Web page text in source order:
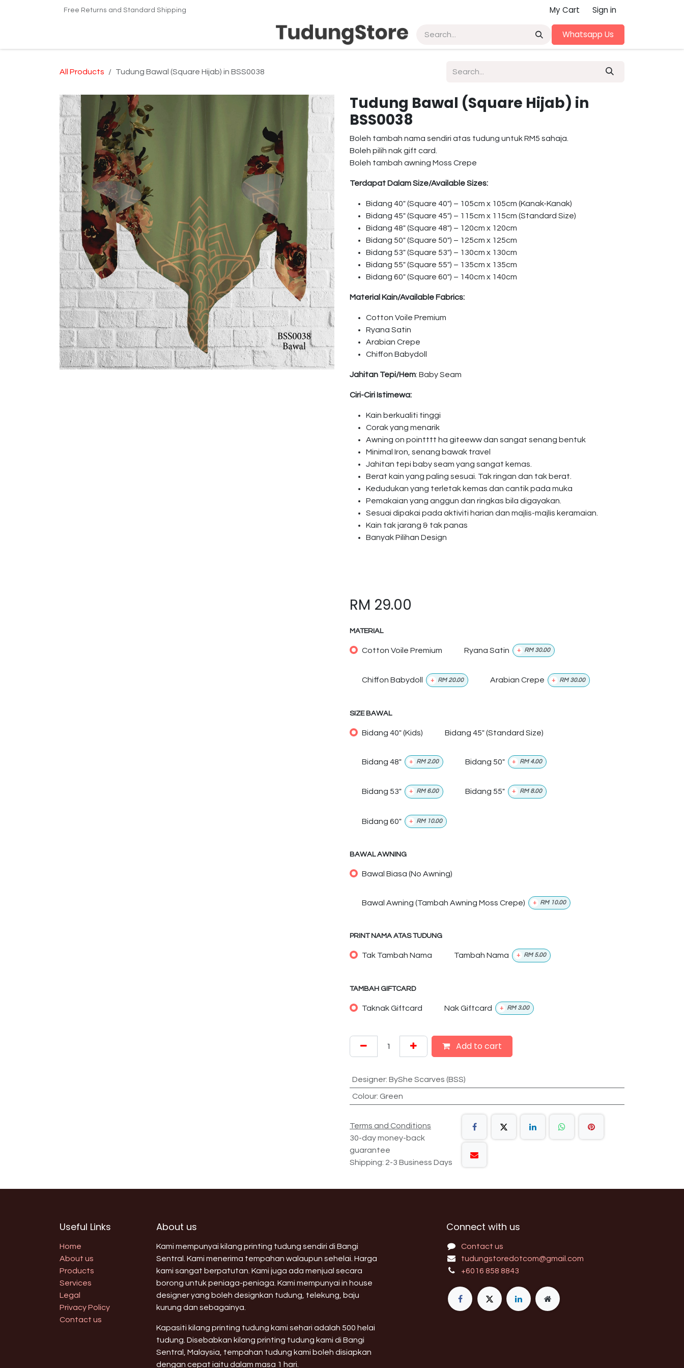
Free Returns and Standard Shipping My Cart Sign in
About Us Contact us Whatsapp Us
All Products Tudung Bawal (Square Hijab) in BSS0038
Tudung Bawal (Square Hijab) in
BSS0038
Boleh tambah nama sendiri atas tudung untuk RM5 sahaja.
Boleh pilih nak gift card.
Boleh tambah awning Moss Crepe
Terdapat Dalam Size/Available Sizes:
Bidang 40″ (Square 40″) – 105cm x 105cm (Kanak-Kanak)
Bidang 45″ (Square 45″) – 115cm x 115cm (Standard Size)
Bidang 48″ (Square 48″) – 120cm x 120cm
Bidang 50″ (Square 50″) – 125cm x 125cm
Bidang 53″ (Square 53″) – 130cm x 130cm
Bidang 55″ (Square 55″) – 135cm x 135cm
Bidang 60″ (Square 60″) – 140cm x 140cm
Material Kain/Available Fabrics:
Cotton Voile Premium
Ryana Satin
Arabian Crepe
Chiffon Babydoll
Jahitan Tepi/Hem: Baby Seam
Ciri-Ciri Istimewa:
Kain berkualiti tinggi
Corak yang menarik
Awning on pointttt ha giteeww dan sangat senang bentuk
Minimal Iron, senang bawak travel
Jahitan tepi baby seam yang sangat kemas.
Berat kain yang paling sesuai. Tak ringan dan tak berat.
Kedudukan yang terletak kemas dan cantik pada muka
Pemakaian yang anggun dan ringkas bila digayakan.
Sesuai dipakai pada aktiviti harian dan majlis-majlis keramaian.
Kain tak jarang & tak panas
Banyak Pilihan Design
RM 29.00
MATERIAL
Cotton Voile Premium Ryana Satin + RM 30.00
Chiffon Babydoll + RM 20.00 Arabian Crepe + RM 30.00
SIZE BAWAL
Bidang 40" (Kids) Bidang 45" (Standard Size)
Bidang 48" + RM2.00 Bidang 50" + RM 4.00
Bidang 53" + RM 6.00 Bidang 55" + RM 8.00
Bidang 60" + RM 10.00
BAWAL AWNING
Bawal Biasa (No Awning)
Bawal Awning (Tambah Awning Moss Crepe) + RM 10.00
PRINT NAMA ATAS TUDUNG
Tak Tambah Nama Tambah Nama + RM 5.00
TAMBAH GIFTCARD
Taknak Giftcard Nak Giftcard + RM 3.00
Add to cart
Designer: ByShe Scarves (BSS)
Colour: Green
Terms and Conditions
30-day money-back
guarantee
Shipping: 2-3 Business Days
Useful Links
Home
About us
Products
Services
Legal
Privacy Policy
Contact us
About us
Kami mempunyai kilang printing tudung sendiri di Bangi
Sentral. Kami menerima tempahan walaupun sehelai. Harga
kami sangat berpatutan. Kami juga ada menjual secara
borong untuk peniaga-peniaga. Kami mempunyai in house
designer yang boleh designkan tudung, telekung, baju
kurung dan sebagainya.
Kapasiti kilang printing tudung kami sehari adalah 500 helai
tudung. Disebabkan kilang printing tudung kami di Bangi
Sentral, Malaysia, tempahan tudung kami boleh disiapkan
dengan cepat iaitu dalam masa 1 hari.
Connect with us
Contact us
tudungstoredotcom@gmail.com
+6016 858 8843